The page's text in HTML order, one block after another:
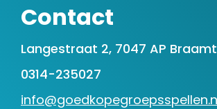
Contact
Langestraat 2, 7047 AP Braamt
0314-235027